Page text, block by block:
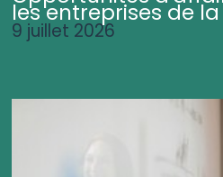
les entreprises de
9 juillet 2026